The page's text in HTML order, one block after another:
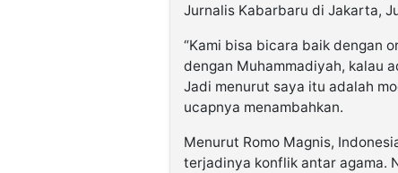
Jurnalis Kabarbaru di Jakarta,
“Kami bisa bicara baik dengan
dengan Muhammadiyah, kalau
Jadi menurut saya itu adalah
ucapnya menambahkan.
Menurut Romo Magnis,
terjadinya konflik antar agama.